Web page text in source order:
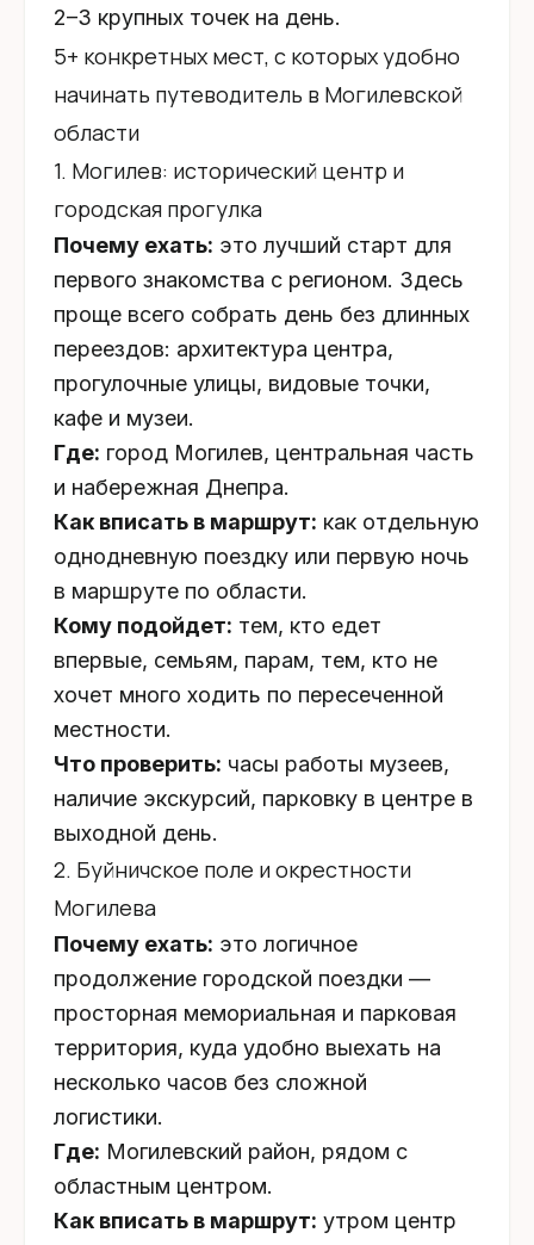
2–3 крупных точек на день.
5+ конкретных мест, с которых удобно
начинать путеводитель в Могилевской
области
1. Могилев: исторический центр и
городская прогулка
Почему ехать: это лучший старт для
первого знакомства с регионом. Здесь
проще всего собрать день без длинных
переездов: архитектура центра,
прогулочные улицы, видовые точки,
кафе и музеи.
Где: город Могилев, центральная часть
и набережная Днепра.
Как вписать в маршрут: как отдельную
однодневную поездку или первую ночь
в маршруте по области.
Кому подойдет: тем, кто едет
впервые, семьям, парам, тем, кто не
хочет много ходить по пересеченной
местности.
Что проверить: часы работы музеев,
наличие экскурсий, парковку в центре в
выходной день.
2. Буйничское поле и окрестности
Могилева
Почему ехать: это логичное
продолжение городской поездки —
просторная мемориальная и парковая
территория, куда удобно выехать на
несколько часов без сложной
логистики.
Где: Могилевский район, рядом с
областным центром.
Как вписать в маршрут: утром центр